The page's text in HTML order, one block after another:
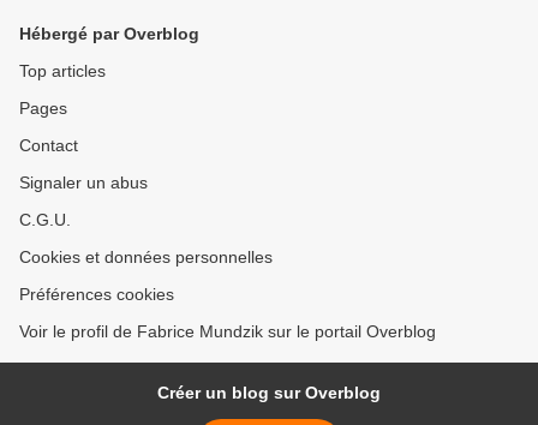
Hébergé par Overblog
Top articles
Pages
Contact
Signaler un abus
C.G.U.
Cookies et données personnelles
Préférences cookies
Voir le profil de Fabrice Mundzik sur le portail Overblog
Créer un blog sur Overblog